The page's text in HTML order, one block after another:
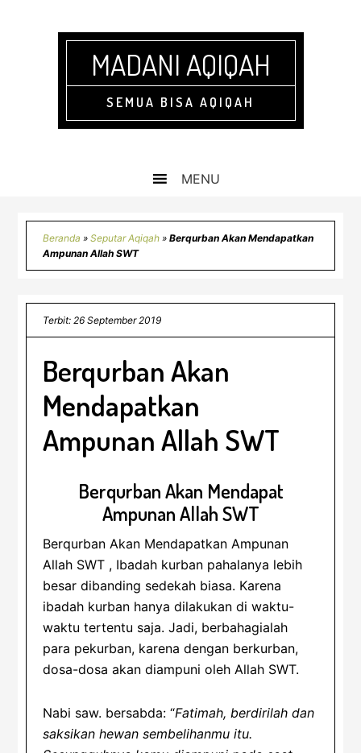
MADANI AQIQAH
SEMUA BISA AQIQAH
Beranda »Seputar Aqiqah »Berqurban Akan Mendapatkan
Ampunan Allah SWT
Terbit: 26 September 2019
Berqurban Akan
Mendapatkan
Ampunan Allah SWT
Berqurban Akan Mendapat
Ampunan Allah SWT
Berqurban Akan Mendapatkan Ampunan
Allah SWT , Ibadah kurban pahalanya lebih
besar dibanding sedekah biasa. Karena
ibadah kurban hanya dilakukan di waktu-
waktu tertentu saja. Jadi, berbahagialah
para pekurban, karena dengan berkurban,
dosa-dosa akan diampuni oleh Allah SWT.
Nabi saw. bersabda: “Fatimah, berdirilah dan
saksikan hewan sembelihanmu itu.